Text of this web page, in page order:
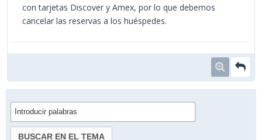
con tarjetas Discover y Amex, por lo que debemos
cancelar las reservas a los huéspedes.